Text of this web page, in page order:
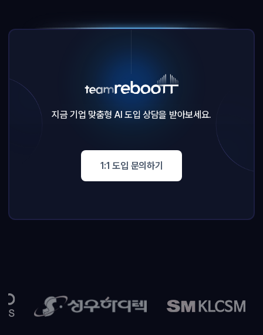
지금 기업 맞춤형 AI 도입 상담을 받아보세요.
1:1 도입 문의하기